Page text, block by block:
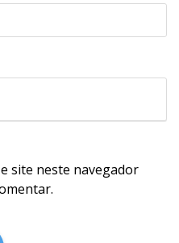
site neste navegador